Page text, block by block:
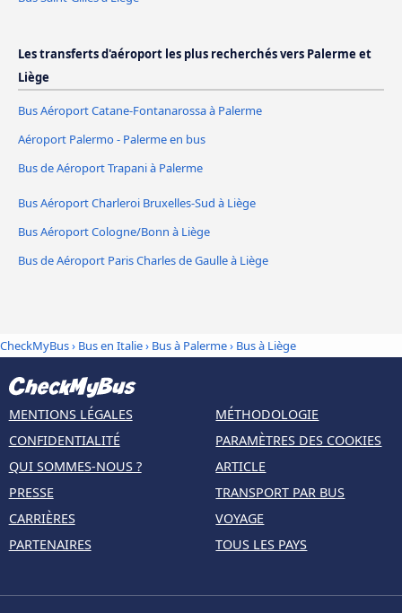
Les transferts d'aéroport les plus recherchés vers Palerme et
Liège
Bus Aéroport Catane-Fontanarossa à Palerme
Aéroport Palermo - Palerme en bus
Bus de Aéroport Trapani à Palerme
Bus Aéroport Charleroi Bruxelles-Sud à Liège
Bus Aéroport Cologne/Bonn à Liège
Bus de Aéroport Paris Charles de Gaulle à Liège
CheckMyBus› Bus en Italie› Bus à Palerme› Bus à Liège
MENTIONS LÉGALES
CONFIDENTIALITÉ
QUI SOMMES-NOUS ?
PRESSE
CARRIÈRES
PARTENAIRES
MÉTHODOLOGIE
PARAMÈTRES DES COOKIES
ARTICLE
TRANSPORT PAR BUS
VOYAGE
TOUS LES PAYS